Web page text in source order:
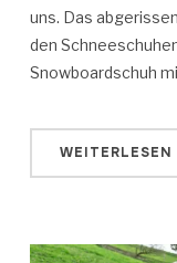
uns. Das
den
Snowboardschuh
WEITERLESEN